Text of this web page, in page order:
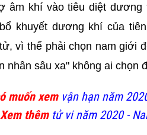
âm khí vào tiêu diệt
khuyết dương khí của
vì thế phải chọn nam giới
nhân sâu xa" không ai chọn
muốn xemvận hạn năm
Xem thêmtử vi năm 2020 -